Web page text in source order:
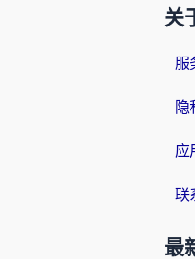
关
服
隐
应
联
最